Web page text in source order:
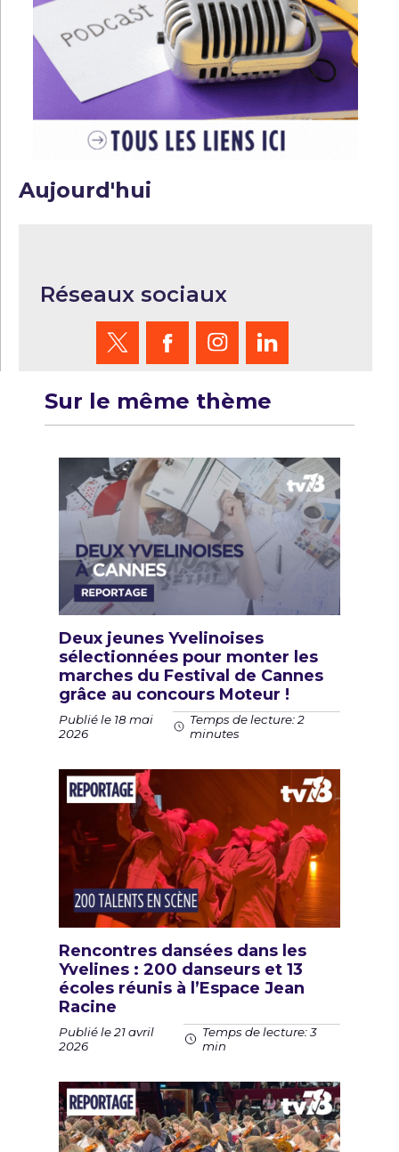
Aujourd'hui
Réseaux sociaux
Sur le même thème
Deux jeunes Yvelinoises
sélectionnées pour monter les
marches du Festival de Cannes
grâce au concours Moteur !
Publié le 18 mai
2026
Temps de lecture: 2
minutes
Rencontres dansées dans les
Yvelines : 200 danseurs et 13
écoles réunis à l’Espace Jean
Racine
Publié le 21 avril
2026
Temps de lecture: 3
min